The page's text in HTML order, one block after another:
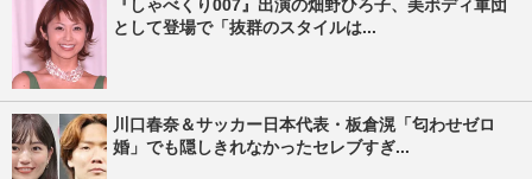
『しゃべくり007』出演の畑野ひろ子、美ボディ軍団
として登場で「抜群のスタイルは...
川口春奈＆サッカー日本代表・板倉滉「匂わせゼロ
婚」でも隠しきれなかったセレブすぎ...